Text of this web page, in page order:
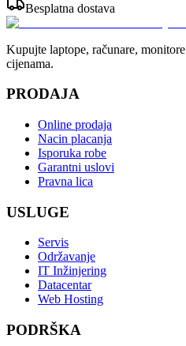
Besplatna dostava
Kupujte laptope, računare,
cijenama.
PRODAJA
Online prodaja
Nacin placanja
Isporuka robe
Garantni uslovi
Pravna lica
USLUGE
Servis
Održavanje
IT Inžinjering
Datacentar
Web Hosting
PODRŠKA